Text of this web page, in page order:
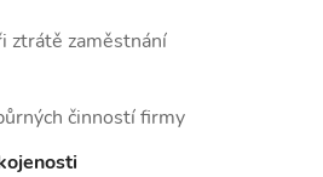
ztrátě zaměstnání
činností firmy